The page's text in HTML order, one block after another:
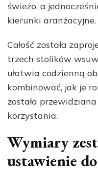
świeżo, a
kierunki aranżacyjne.
Całość została
trzech stolików
ułatwia codzienną
kombinować, jak je
została
korzystania.
Wymiary
ustawienie